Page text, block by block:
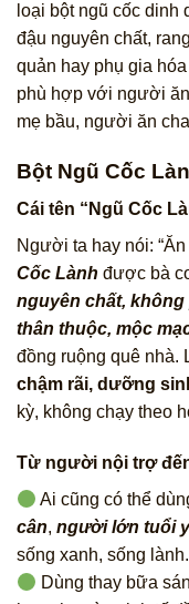
loại bột ngũ cốc
đậu nguyên chất,
quản hay phụ gia
phù hợp với người
mẹ bầu, người ăn
Bột Ngũ Cốc
Cái tên “Ngũ Cốc
Người ta hay nói:
Cốc Lành được bà
nguyên chất, không
thân thuộc, mộc
đồng ruộng quê nhà.
chậm rãi, dưỡng
kỳ, không chạy theo
Từ người nội trợ
Ai cũng có thể
cân, người lớn tuổi
sống xanh, sống lành.
Dùng thay bữa